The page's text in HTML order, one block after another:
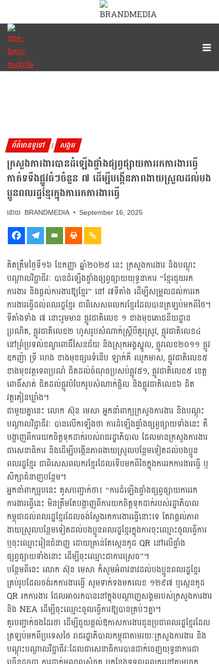
ព័ត៌មានទូទៅ | សង្គម
ក្រសួងការងារបានដំឡើងផ្ទាំងផ្សព្វផ្សាយការរកការងារធ្វើ
កាត់ទទឹងផ្លូវធំៗចំនួន ៧ ដើម្បីបង្កើនភាពងាយស្រួលដល់បង
ប្អូនពលរដ្ឋខ្មែរក្នុងការរកការងារធ្វើ
BRANDMEDIA September 16, 2025
គិតត្រឹមថ្ងៃទី១៦ ខែកញ្ញា ឆ្នាំ២០២៥ នេះ ក្រសួងការងារ និងបណ្តុះ
បណ្តាលវិជ្ជាជីវៈ បានដំឡើងផ្ទាំងផ្សព្វផ្សាយយុទ្ធនាការ “ខ្មែរជួយរក
ការងារ និងផ្តល់ការងារឱ្យខ្មែរ” នៅ ៧ទីតាំង ដើម្បីសម្រួលដល់ការរក
ការងារធ្វើដល់ពលរដ្ឋខ្មែរ ជាពិសេសពលករខ្មែរដែលបានត្រឡប់មកពីថៃ។
ទីតាំងទាំង ៧ នោះរួមមាន ផ្លូវជាតិលេខ ១ ខាងមុខភោជនីយដ្ឋាន
ប្រណិត, ផ្លូវជាតិលេខ២ ហួសរូបសំណាក់ស្ត្រីបីគួរស្រូវ, ផ្លូវជាតិលេខ៤
នៅព្រំប្រទល់ខណ្ឌពោធិ៍សែនជ័យ និងស្រុកអង្គស្នួល, ផ្លូវលេខ២០១១ ផ្លូវ
ឧកញ៉ា ទ្រី ហេង ខាងមុខផ្សារទំនើប ឡាក់គី ឈូកមាស, ផ្លូវជាតិលេខ៥
ខាងមុខវត្តទេពប្រណំ ជិតដល់ចំណុចប្រសប់ផ្លូវ៥១, ផ្លូវជាតិលេខ៥ ខេត្ត
ពោធិ៍សាត់ ជិតដល់ផ្លូវបំបែករូបសំណាក់ផ្តិល និងផ្លូវជាតិលេខ៦ ជិត
វត្តគៀនឃ្លាំង។
ជាមួយគ្នានេះ លោក ស៊ុន មេសា អ្នកនាំពាក្យក្រសួងការងារ និងបណ្តុះ
បណ្តាលវិជ្ជាជីវៈ បានលើកឡើងថា ការដំឡើងផ្ទាំងផ្សព្វផ្សាយទាំងនេះ គឺ
បង្ហាញពីការយកចិត្តទុកដាក់របស់រាជរដ្ឋាភិបាល ដែលមានក្រសួងការងារ
ជាសេនាធិការ និងដើម្បីបង្កើនភាពងាយស្រួលបន្ថែមទៀតដល់បងប្អូន
ពលរដ្ឋខ្មែរ ជាពិសេសពលករខ្មែរដែលទើបមកពីថៃក្នុងការរកការងារធ្វើ ឬ
សិក្សាជំនាញបន្ថែម។
អ្នកនាំពាក្យរូបនេះ គូសបញ្ជាក់ថា៖ “ការដំឡើងផ្ទាំងផ្សព្វផ្សាយការរក
ការងារធ្វើនេះ មិនត្រឹមតែបង្ហាញពីការយកចិត្តទុកដាក់របស់រដ្ឋាភិបាល
កម្ពុជាដល់ពលរដ្ឋខ្មែរដែលចង់ស្វែងរកការងារធ្វើនោះទេ តែវាផ្តល់ភាព
ងាយស្រួលបន្ថែមទៀតដល់បងប្អូនពលរដ្ឋខ្មែរក្នុងការចុះឈ្មោះចូលធ្វើការ
ឬចុះឈ្មោះរៀនជំនាញ ដោយគ្រាន់តែស្កេនកូដ QR នៅលើផ្ទាំង
ផ្សព្វផ្សាយទាំងនោះ ដើម្បីចុះឈ្មោះជាការស្រេច”។
បន្ថែមពីនេះ លោក ស៊ុន មេសា ក៏សូមអំពាវនាវដល់បងប្អូនពលរដ្ឋខ្មែរ
គ្រប់រូបដែលចង់រកការងារធ្វើ សូមទាក់ទងមកលេខ ១២៩៧ ឬស្កេនកូដ
QR រកការងារ ដែលអាចរកបាននៅក្នុងបណ្តាញសង្គមរបស់ក្រសួងការងារ
និង NEA ដើម្បីចុះឈ្មោះចូលធ្វើការឱ្យបានគ្រប់ៗគ្នា។
គួរបញ្ជាក់ផងដែរថា ដើម្បីជួយផ្តល់ឱកាសការងារជូនប្រជាពលរដ្ឋខ្មែរដែល
ត្រឡប់មកពីប្រទេសថៃ រាជរដ្ឋាភិបាលកម្ពុជាតាមរយៈក្រសួងការងារ និង
បណ្តុះបណ្តាលវិជ្ជាជីវៈដែលជាសេនាធិការបានដាក់ចេញយុទ្ធនាការជា